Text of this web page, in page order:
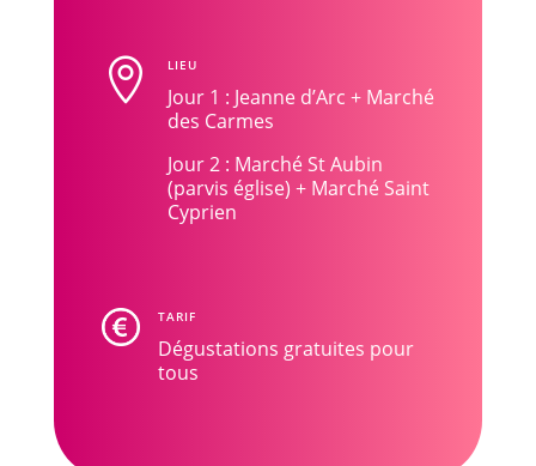
 LIEU
Jour 1 : Jeanne d’Arc + Marché
des Carmes
Jour 2 : Marché St Aubin
(parvis église) + Marché Saint
Cyprien
TARIF
Dégustations gratuites pour
tous